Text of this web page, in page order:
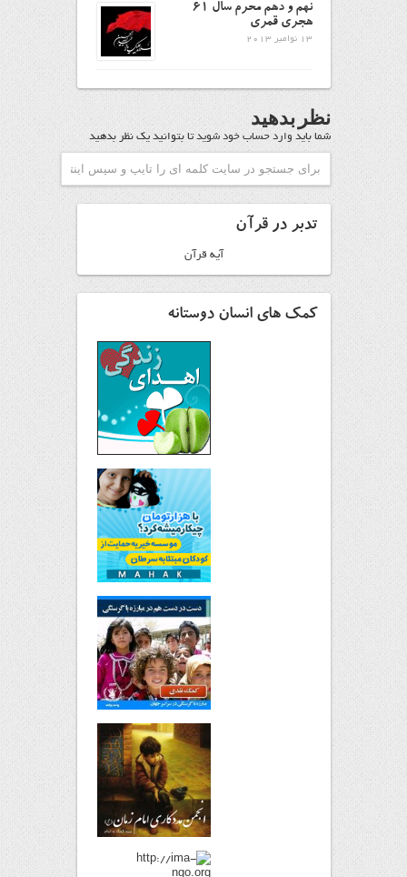
نهم و دهم محرم سال ۶۱
هجری قمری
13 نوامبر 2013
نظر بدهید
شما باید وارد حساب خود شویدتا بتوانید یک نظر بدهید
تدبر در قرآن
آیه قرآن
کمک های انسان دوستانه